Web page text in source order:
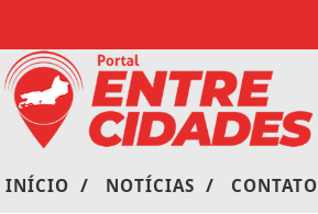
INÍCIO / NOTÍCIAS / CONTATO